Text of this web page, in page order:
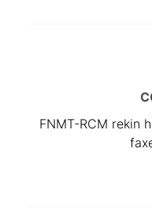
FNMT-RCM rekin